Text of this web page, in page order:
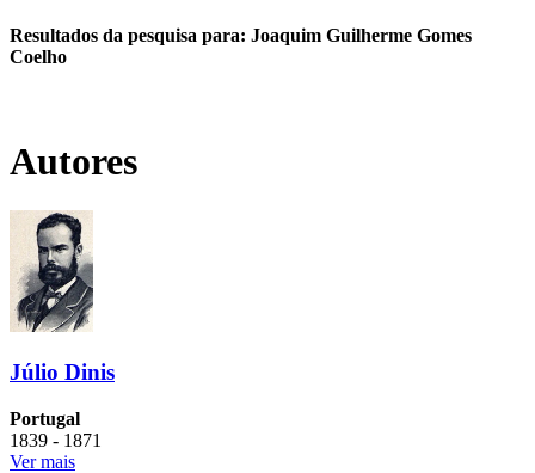
Resultados da pesquisa para: Joaquim Guilherme Gomes
Coelho
Autores
Júlio Dinis
Portugal
1839 - 1871
Ver mais